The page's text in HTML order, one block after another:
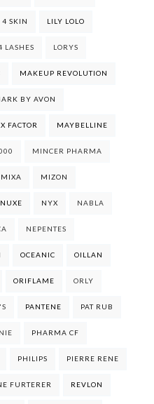
4 SKIN LILY LOLO
LASHES LORYS
MAKEUP REVOLUTION
BY AVON
FACTOR MAYBELLINE
MINCER PHARMA
MIXA MIZON
NUXE NYX NABLA
NEPENTES
OCEANIC OILLAN
ORIFLAME ORLY
PANTENE PAT RUB
PHARMA CF
PHILIPS PIERRE RENE
FURTERER REVLON